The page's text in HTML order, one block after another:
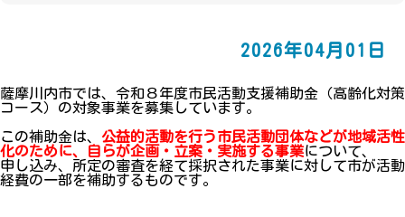
2026年04月01日
薩摩川内市では、令和８年度市民活動支援補助金（高齢化対策
コース）の対象事業を募集しています。
この補助金は、 公益的活動を行う市民活動団体などが地域活性
化のために、自らが企画・立案・実施する事業について、
申し込み、所定の審査を経て採択された事業に対して市が活動
経費の一部を補助するものです。